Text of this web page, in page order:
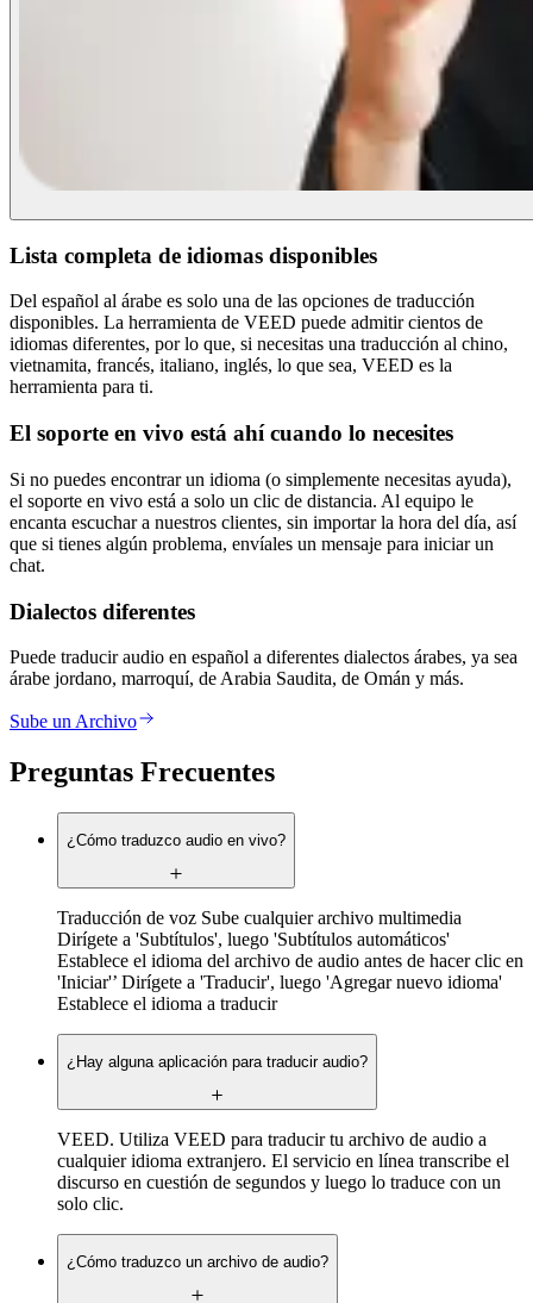
Lista completa de idiomas disponibles
Del español al árabe es solo una de las opciones de traducción
disponibles. La herramienta de VEED puede admitir cientos de
idiomas diferentes, por lo que, si necesitas una traducción al chino,
vietnamita, francés, italiano, inglés, lo que sea, VEED es la
herramienta para ti.
El soporte en vivo está ahí cuando lo necesites
Si no puedes encontrar un idioma (o simplemente necesitas ayuda),
el soporte en vivo está a solo un clic de distancia. Al equipo le
encanta escuchar a nuestros clientes, sin importar la hora del día, así
que si tienes algún problema, envíales un mensaje para iniciar un
chat.
Dialectos diferentes
Puede traducir audio en español a diferentes dialectos árabes, ya sea
árabe jordano, marroquí, de Arabia Saudita, de Omán y más.
Sube un Archivo
Preguntas Frecuentes
¿Cómo traduzco audio en vivo?
Traducción de voz Sube cualquier archivo multimedia
Dirígete a 'Subtítulos', luego 'Subtítulos automáticos'
Establece el idioma del archivo de audio antes de hacer clic en
'Iniciar'’ Dirígete a 'Traducir', luego 'Agregar nuevo idioma'
Establece el idioma a traducir
¿Hay alguna aplicación para traducir audio?
VEED. Utiliza VEED para traducir tu archivo de audio a
cualquier idioma extranjero. El servicio en línea transcribe el
discurso en cuestión de segundos y luego lo traduce con un
solo clic.
¿Cómo traduzco un archivo de audio?